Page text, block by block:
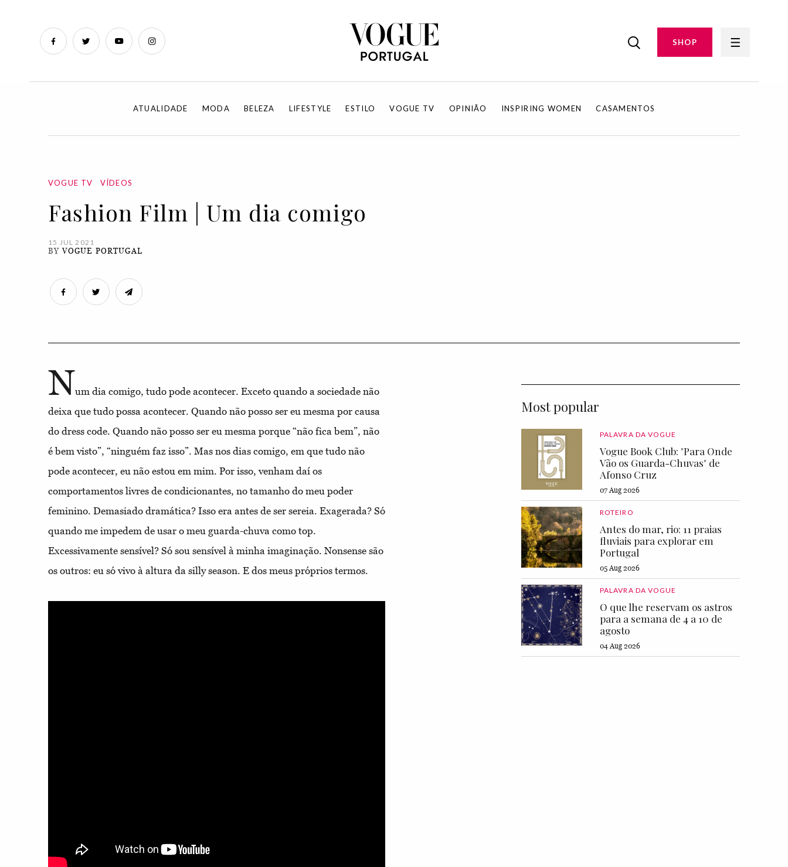
SHOP
ATUALIDADE MODA BELEZA LIFESTYLE ESTILO VOGUE TV OPINIÃO INSPIRING WOMEN CASAMENTOS
VOGUE TV VÍDEOS
Fashion Film | Um dia comigo
15 JUL 2021
BYVOGUE PORTUGAL
Num dia comigo, tudo pode acontecer. Exceto quando a sociedade não
deixa que tudo possa acontecer. Quando não posso ser eu mesma por causa
do dress code. Quando não posso ser eu mesma porque “não fica bem”, não
é bem visto”, “ninguém faz isso”. Mas nos dias comigo, em que tudo não
pode acontecer, eu não estou em mim. Por isso, venham daí os
comportamentos livres de condicionantes, no tamanho do meu poder
feminino. Demasiado dramática? Isso era antes de ser sereia. Exagerada? Só
quando me impedem de usar o meu guarda-chuva como top.
Excessivamente sensível? Só sou sensível à minha imaginação. Nonsense são
os outros: eu só vivo à altura da silly season. E dos meus próprios termos.
Most popular
PALAVRA DA VOGUE
Vogue Book Club: "Para Onde
Vão os Guarda-Chuvas" de
Afonso Cruz
07 Aug 2026
ROTEIRO
Antes do mar, rio: 11 praias
fluviais para explorar em
Portugal
05 Aug 2026
PALAVRA DA VOGUE
O que lhe reservam os astros
para a semana de 4 a 10 de
agosto
04 Aug 2026